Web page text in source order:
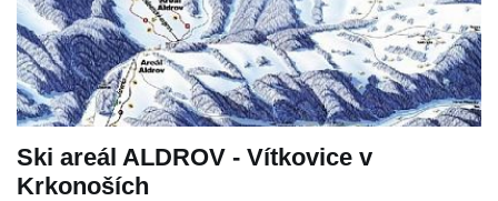
Ski areál ALDROV - Vítkovice v
Krkonoších